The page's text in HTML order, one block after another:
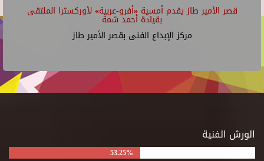
قصر الأمير طاز يقدم أمسية «أفرو-عربية» لأوركسترا الملتقى
بقيادة أحمد شمة
مركز الإبداع الفنى بقصر الأمير طاز
الورش الفنية
53.25%